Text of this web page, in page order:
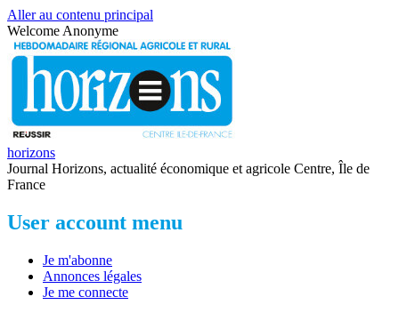
Aller au contenu principal
Welcome Anonyme
horizons
Journal Horizons, actualité économique et agricole Centre, Île de
France
User account menu
Je m'abonne
Annonces légales
Je me connecte